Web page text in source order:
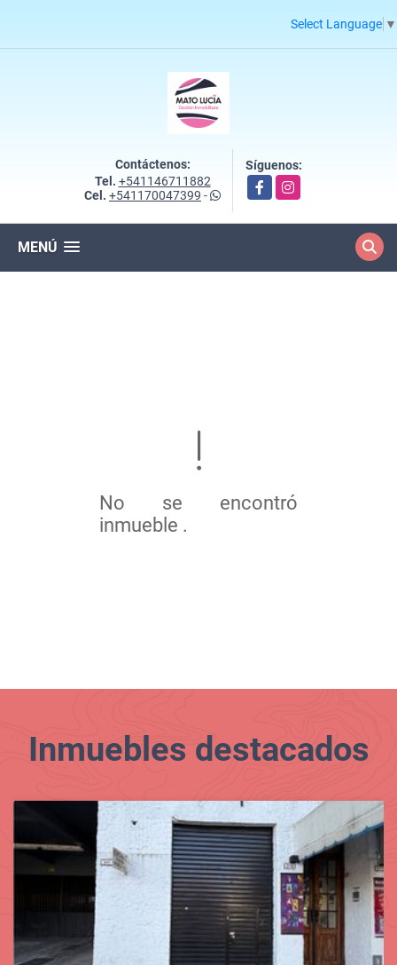
Select Language ▼
Contáctenos:
Tel. +541146711882
Cel. +541170047399 -
Síguenos:
FacebookInstagram
MENÚ
No se encontró
inmueble .
Inmuebles destacados